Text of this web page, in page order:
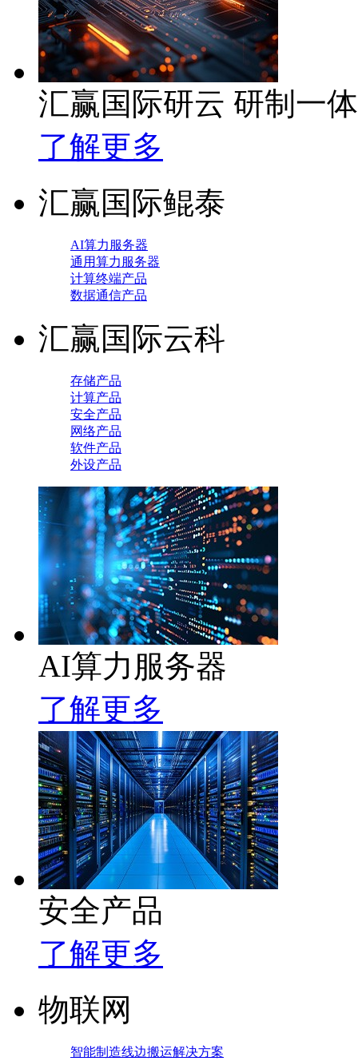
汇赢国际研云 研制一
了解更多
汇赢国际鲲泰
AI算力服务器
通用算力服务器
计算终端产品
数据通信产品
汇赢国际云科
存储产品
计算产品
安全产品
网络产品
软件产品
外设产品
AI算力服务器
了解更多
安全产品
了解更多
物联网
智能制造线边搬运解决方案